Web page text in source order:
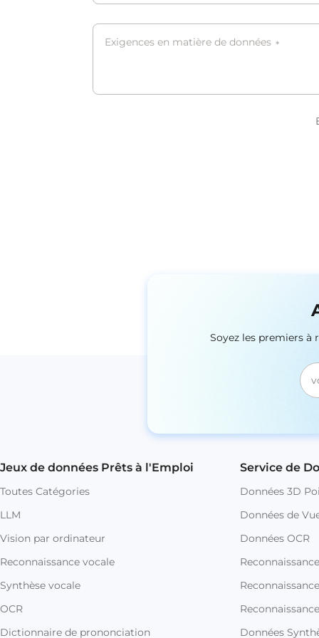
Exigences en matière de données *
Soyez les premiers à
Jeux de données Prêts à l'Emploi
Toutes Catégories
LLM
Vision par ordinateur
Reconnaissance vocale
Synthèse vocale
OCR
Dictionnaire de prononciation
Service de
Données 3D
Données de
Données OCR
Données